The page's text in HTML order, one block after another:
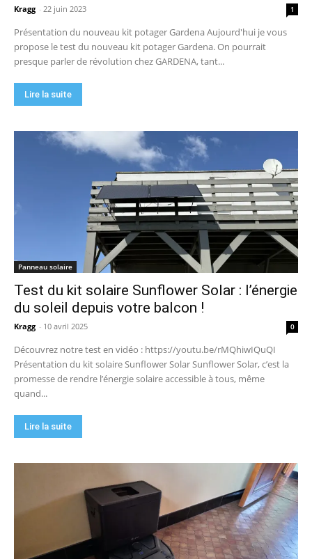
Kragg - 22 juin 2023 1
Présentation du nouveau kit potager Gardena Aujourd'hui je vous
propose le test du nouveau kit potager Gardena. On pourrait
presque parler de révolution chez GARDENA, tant...
Lire la suite
Panneau solaire
Test du kit solaire Sunflower Solar : l’énergie
du soleil depuis votre balcon !
Kragg - 10 avril 2025 0
Découvrez notre test en vidéo : https://youtu.be/rMQhiwIQuQI
Présentation du kit solaire Sunflower Solar Sunflower Solar, c’est la
promesse de rendre l’énergie solaire accessible à tous, même
quand...
Lire la suite